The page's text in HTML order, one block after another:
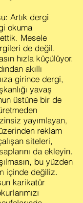
Artık dergi
okuma
Mesele
de değil.
hızla küçülüyor.
akıllı
girince dergi,
yavaş
üstüne bir de
yayımlayan,
reklam
siteleri,
da ekleyin.
bu yüzden
içinde değiliz.
karikatür